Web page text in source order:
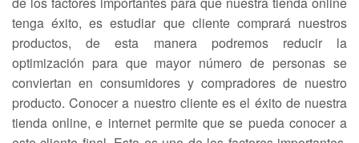
tenga éxito, es estudiar que cliente comprará nuestros
productos, de esta manera podremos reducir la
optimización para que mayor número de personas se
conviertan en consumidores y compradores de nuestro
producto. Conocer a nuestro cliente es el éxito de nuestra
tienda online, e internet permite que se pueda conocer a